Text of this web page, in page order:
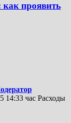
проявить
14:33 час Расходы